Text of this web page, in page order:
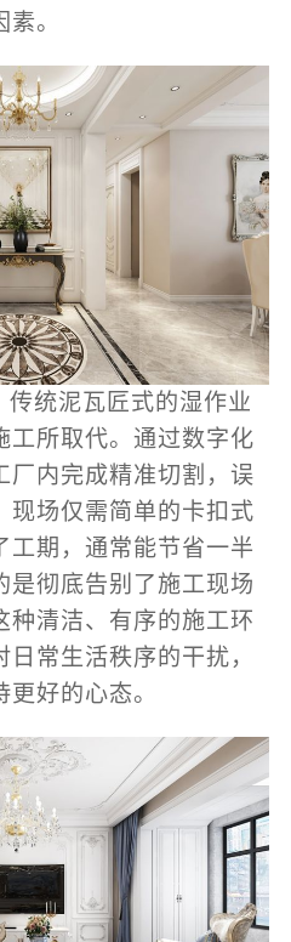
。
传统泥瓦匠式的湿作业
工所取代。通过数字化
厂内完成精准切割，误
现场仅需简单的卡扣式
工期，通常能节省一半
是彻底告别了施工现场
种清洁、有序的施工环
常生活秩序的干扰，
好的心态。